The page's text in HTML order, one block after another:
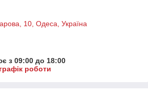
10, Одеса, Україна
з 09:00 до 18:00
роботи